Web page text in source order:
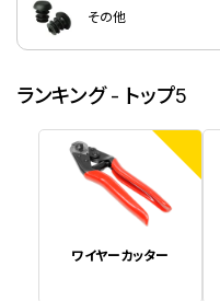
その他
ランキング - トップ5
1
ワイヤーカッター